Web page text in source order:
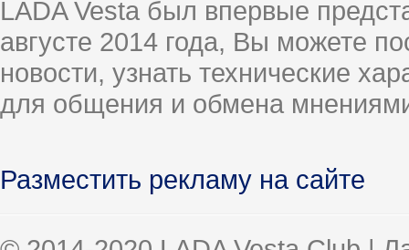
LADA Vesta был впервые
августе 2014 года, Вы можете
новости, узнать технические
для общения и обмена
Разместить рекламу на сайте